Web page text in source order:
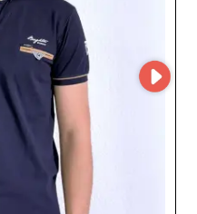
platforma zapewnia
w parze ze
z niezrównanej
katalogu oraz
będzie towarzyszyć
na miarę Twoich
to wybór
innowacyjności i
okazji, by wzmocnić
uosabiającej
do asortymentu
zaoferować kolekcje,
Optymalizuj swoją
w branży mody we